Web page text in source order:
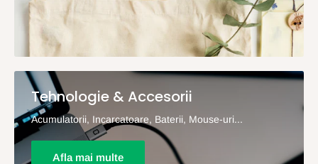
Tehnologie & Accesorii
Acumulatorii, Incarcatoare, Baterii, Mouse-uri...
Afla mai multe